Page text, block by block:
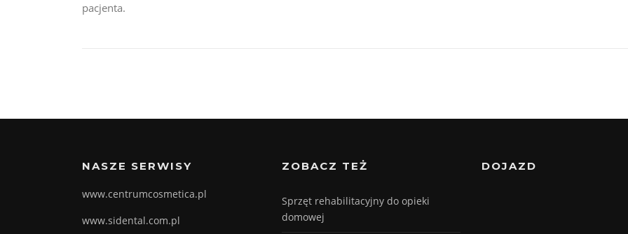
pacjenta.
NASZE SERWISY
www.centrumcosmetica.pl
www.sidental.com.pl
ZOBACZ TEŻ
Sprzęt rehabilitacyjny do opieki
domowej
DOJAZD